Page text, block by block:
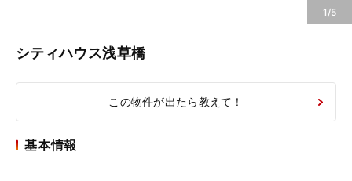
1/5
シティハウス浅草橋
この物件が出たら教えて！
基本情報